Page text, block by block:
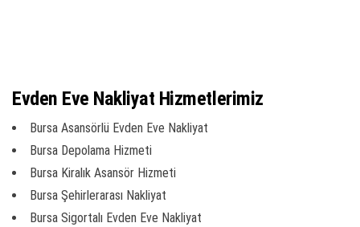
Evden Eve Nakliyat Hizmetlerimiz
Bursa Asansörlü Evden Eve Nakliyat
Bursa Depolama Hizmeti
Bursa Kiralık Asansör Hizmeti
Bursa Şehirlerarası Nakliyat
Bursa Sigortalı Evden Eve Nakliyat